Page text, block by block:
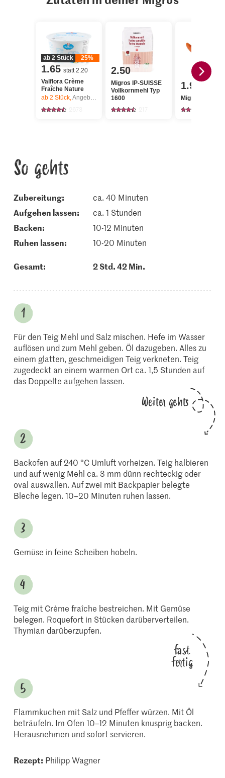
ab 2 Stück 25%
1.65 statt 2.20
Valflora Crème
Fraîche Nature
ab 2 Stück,Angebot gilt nur vom 6.8. bis 12.8.2026, solange Vorrat.
2.50
Migros IP-SUISSE
Vollkornmehl Typ
1600
1.95
Migros
So gehts
Zubereitung:
ca. 40 Minuten
aufgehen lassen:
ca. 1 Stunden
backen:
10-12 Minuten
ruhen lassen:
10-20 Minuten
Gesamt: 2 Std. 42 Min.
Für den Teig Mehl und Salz mischen. Hefe im Wasser
auflösen und zum Mehl geben. Öl dazugeben. Alles zu
einem glatten, geschmeidigen Teig verkneten. Teig
zugedeckt an einem warmen Ort ca. 1,5 Stunden auf
das Doppelte aufgehen lassen.
Weiter gehts
Backofen auf 240 °C Umluft vorheizen. Teig halbieren
und auf wenig Mehl ca. 3 mm dünn rechteckig oder
oval auswallen. Auf zwei mit Backpapier belegte
Bleche legen. 10–20 Minuten ruhen lassen.
Gemüse in feine Scheiben hobeln.
Teig mit Crème fraîche bestreichen. Mit Gemüse
belegen. Roquefort in Stücken darüberverteilen.
Thymian darüberzupfen.
fast
fertig
Flammkuchen mit Salz und Pfeffer würzen. Mit Öl
beträufeln. Im Ofen 10–12 Minuten knusprig backen.
Herausnehmen und sofort servieren.
Rezept: Philipp Wagner